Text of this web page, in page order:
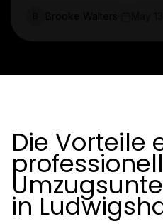
Die Vorteile
in